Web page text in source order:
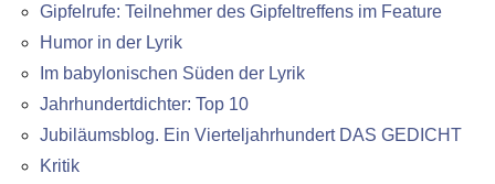
Gipfelrufe: Teilnehmer des Gipfeltreffens im Feature
Humor in der Lyrik
Im babylonischen Süden der Lyrik
Jahrhundertdichter: Top 10
Jubiläumsblog. Ein Vierteljahrhundert DAS GEDICHT
Kritik